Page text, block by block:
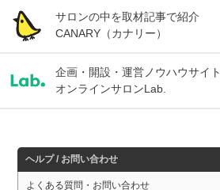
サロンの中を取材記事で紹介
CANARY（カナリー）
企画・開設・運営ノウハウサイト
オンラインサロンLab.
ヘルプ / お問い合わせ
よくある質問・お問い合わせ